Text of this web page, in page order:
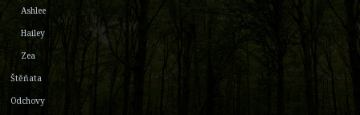
Ashlee
Hailey
Zea
Štěňata
Odchovy